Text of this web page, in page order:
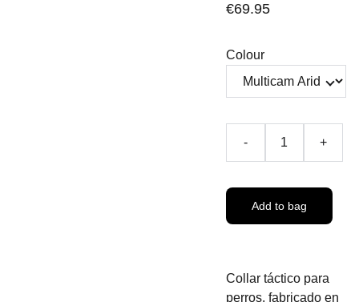
€69.95
Colour
- +
Add to bag
Collar táctico para
perros, fabricado en